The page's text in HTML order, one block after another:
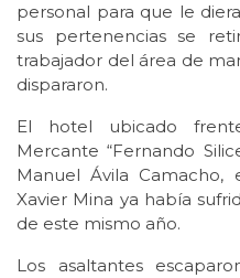
personal para que le
sus pertenencias se
trabajador del área de
dispararon.
El hotel ubicado
Mercante “Fernando
Manuel Ávila Camacho,
Xavier Mina ya había
de este mismo año.
Los asaltantes